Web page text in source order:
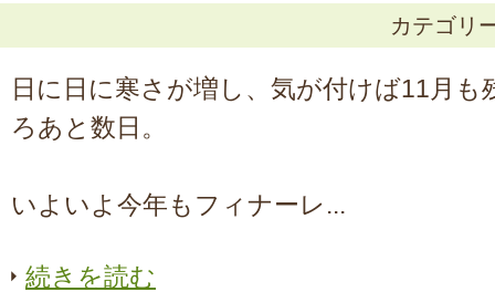
カテゴリ
日に日に寒さが増し、気が付けば11月も
ろあと数日。
いよいよ今年もフィナーレ...
続きを読む